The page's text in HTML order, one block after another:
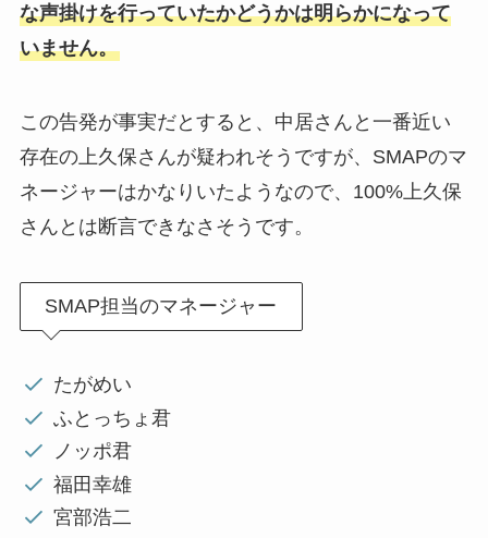
な声掛けを行っていたかどうかは明らかになって
いません。
この告発が事実だとすると、中居さんと一番近い
存在の上久保さんが疑われそうですが、SMAPのマ
ネージャーはかなりいたようなので、100%上久保
さんとは断言できなさそうです。
SMAP担当のマネージャー
たがめい
ふとっちょ君
ノッポ君
福田幸雄
宮部浩二